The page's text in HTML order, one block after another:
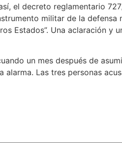
el decreto reglamentario
militar de la defensa
Estados”. Una aclaración y
un mes después de
Las tres personas